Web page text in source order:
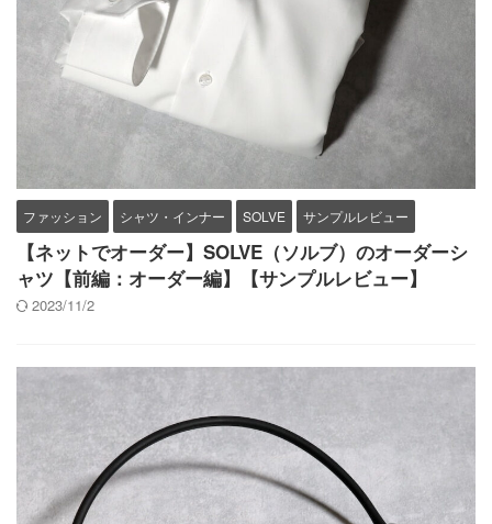
ファッション シャツ・インナー SOLVE サンプルレビュー
【ネットでオーダー】SOLVE（ソルブ）のオーダーシ
ャツ【前編：オーダー編】【サンプルレビュー】
2023/11/2